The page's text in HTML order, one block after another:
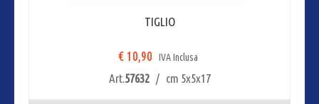
TIGLIO
€ 10,90 IVA Inclusa
Art.57632/ cm 5x5x17